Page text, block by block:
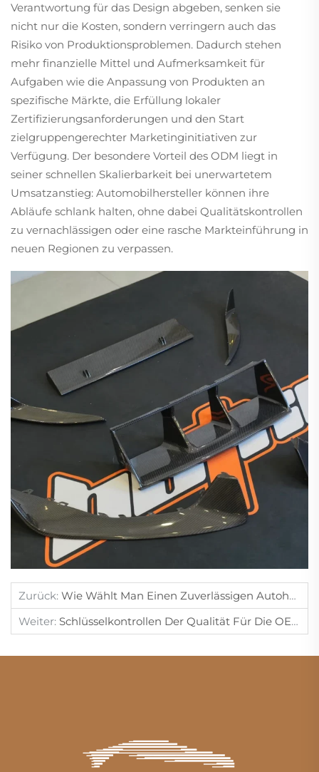
Verantwortung für das Design abgeben, senken sie
nicht nur die Kosten, sondern verringern auch das
Risiko von Produktionsproblemen. Dadurch stehen
mehr finanzielle Mittel und Aufmerksamkeit für
Aufgaben wie die Anpassung von Produkten an
spezifische Märkte, die Erfüllung lokaler
Zertifizierungsanforderungen und den Start
zielgruppengerechter Marketinginitiativen zur
Verfügung. Der besondere Vorteil des ODM liegt in
seiner schnellen Skalierbarkeit bei unerwartetem
Umsatzanstieg: Automobilhersteller können ihre
Abläufe schlank halten, ohne dabei Qualitätskontrollen
zu vernachlässigen oder eine rasche Markteinführung in
neuen Regionen zu verpassen.
Zurück: Wie Wählt Man Einen Zuverlässigen Autohändler In China Aus?
Weiter: Schlüsselkontrollen Der Qualität Für Die OEM-Autoproduktion.